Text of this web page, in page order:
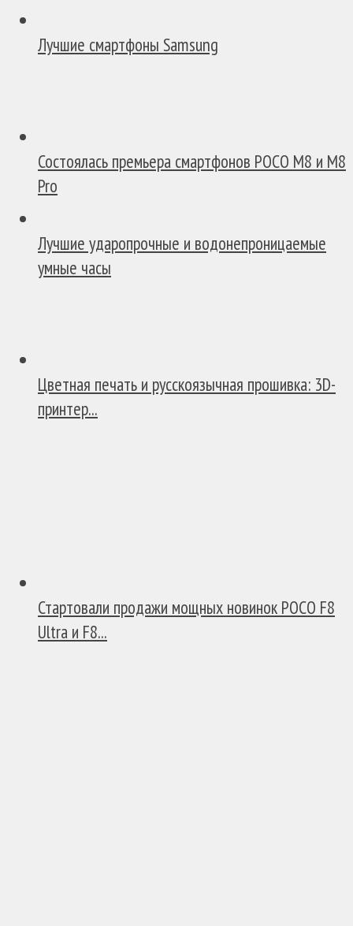
Лучшие смартфоны Samsung
Лучшие ударопрочные и водонепроницаемые
умные часы
Состоялась премьера смартфонов POCO M8 и M8
Pro
Цветная печать и русскоязычная прошивка: 3D-
принтер...
Стартовали продажи мощных новинок POCO F8
Ultra и F8...